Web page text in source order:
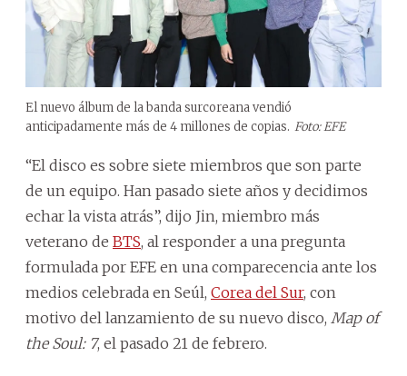
El nuevo álbum de la banda surcoreana vendió
anticipadamente más de 4 millones de copias. Foto: EFE
“El disco es sobre siete miembros que son parte
de un equipo. Han pasado siete años y decidimos
echar la vista atrás”, dijo Jin, miembro más
veterano de BTS, al responder a una pregunta
formulada por EFE en una comparecencia ante los
medios celebrada en Seúl, Corea del Sur, con
motivo del lanzamiento de su nuevo disco, Map of
the Soul: 7, el pasado 21 de febrero.